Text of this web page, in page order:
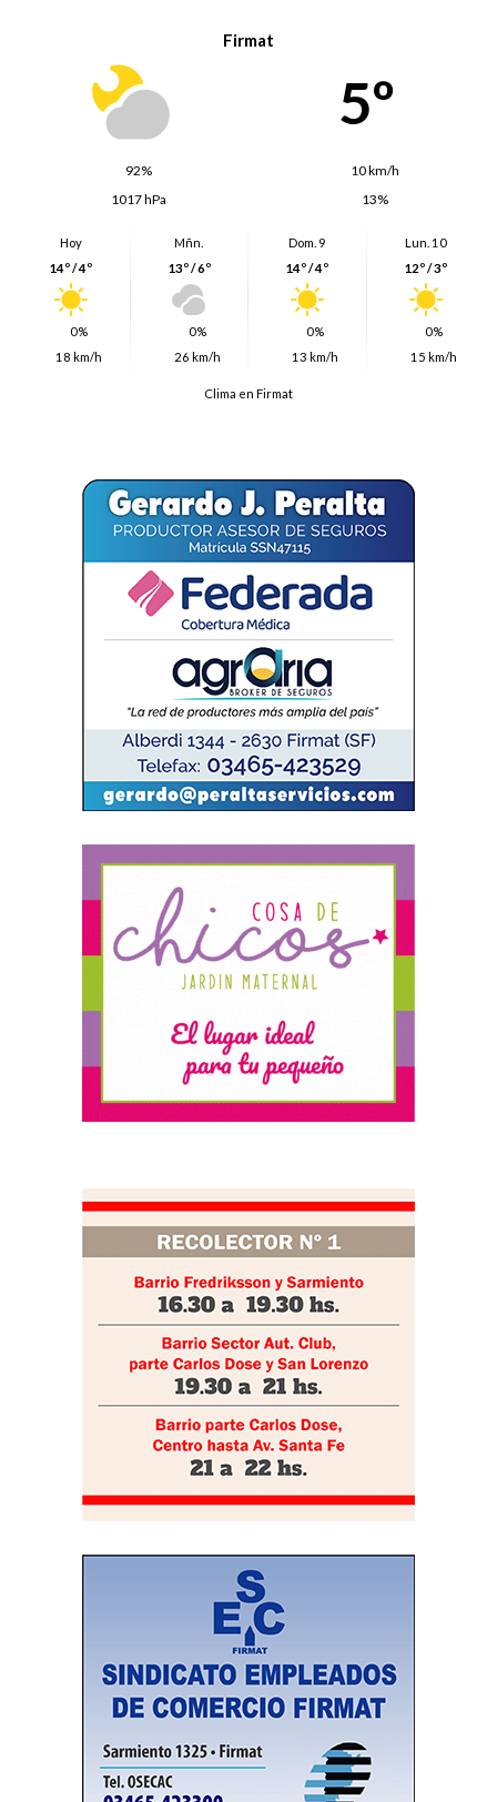
Firmat
5º
92%
10 km/h
1017 hPa
13%
Hoy
14º / 4º
0%
18 km/h
Mñn.
13º / 6º
0%
26 km/h
Dom. 9
14º / 4º
0%
13 km/h
Lun. 10
12º / 3º
0%
15 km/h
Clima en Firmat